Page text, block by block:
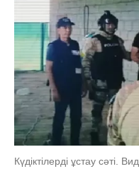
Күдіктілерді ұстау сәті.